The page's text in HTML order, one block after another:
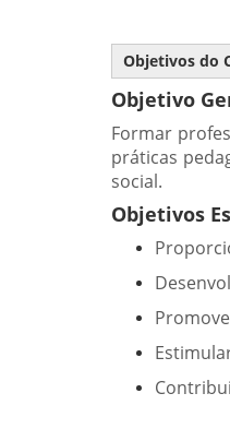
Objetivos do
Objetivo
Formar
práticas
social.
Objetivos